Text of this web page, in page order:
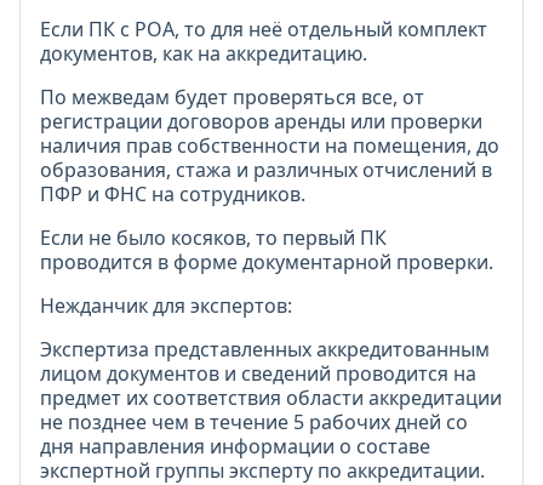
Если ПК с РОА, то для неё отдельный комплект
документов, как на аккредитацию.
По межведам будет проверяться все, от
регистрации договоров аренды или проверки
наличия прав собственности на помещения, до
образования, стажа и различных отчислений в
ПФР и ФНС на сотрудников.
Если не было косяков, то первый ПК
проводится в форме документарной проверки.
Нежданчик для экспертов:
Экспертиза представленных аккредитованным
лицом документов и сведений проводится на
предмет их соответствия области аккредитации
не позднее чем в течение 5 рабочих дней со
дня направления информации о составе
экспертной группы эксперту по аккредитации.